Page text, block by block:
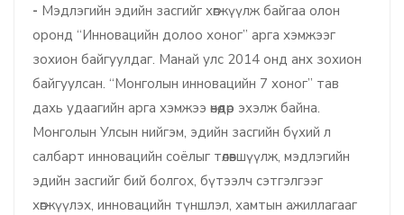
- Мэдлэгийн эдийн засгийг хөгжүүлж байгаа олон
оронд “Инновацийн долоо хоног” арга хэмжээг
зохион байгуулдаг. Манай улс 2014 онд анх зохион
байгуулсан. “Монголын инновацийн 7 хоног” тав
дахь удаагийн арга хэмжээ өнөөдөр эхэлж байна.
Монголын Улсын нийгэм, эдийн засгийн бүхий л
салбарт инновацийн соёлыг төлөвшүүлж, мэдлэгийн
эдийн засгийг бий болгох, бүтээлч сэтгэлгээг
хөгжүүлэх, инновацийн түншлэл, хамтын ажиллагааг